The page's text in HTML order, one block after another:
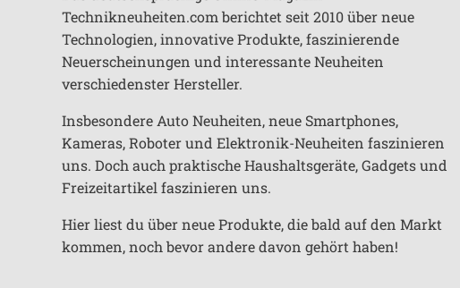
Technikneuheiten.com berichtet seit 2010 über neue
Technologien, innovative Produkte, faszinierende
Neuerscheinungen und interessante Neuheiten
verschiedenster Hersteller.
Insbesondere Auto Neuheiten, neue Smartphones,
Kameras, Roboter und Elektronik-Neuheiten faszinieren
uns. Doch auch praktische Haushaltsgeräte, Gadgets und
Freizeitartikel faszinieren uns.
Hier liest du über neue Produkte, die bald auf den Markt
kommen, noch bevor andere davon gehört haben!